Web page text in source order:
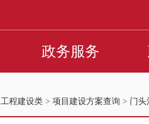
工程建设类 > 项目建设方案查询 > 门头